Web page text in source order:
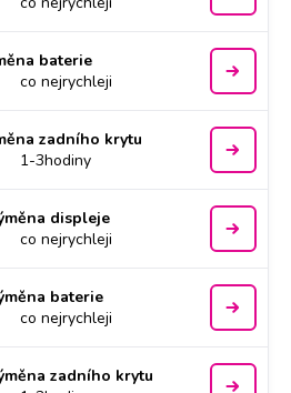
baterie
co nejrychleji
zadního krytu
1-3hodiny
displeje
co nejrychleji
baterie
co nejrychleji
zadního krytu